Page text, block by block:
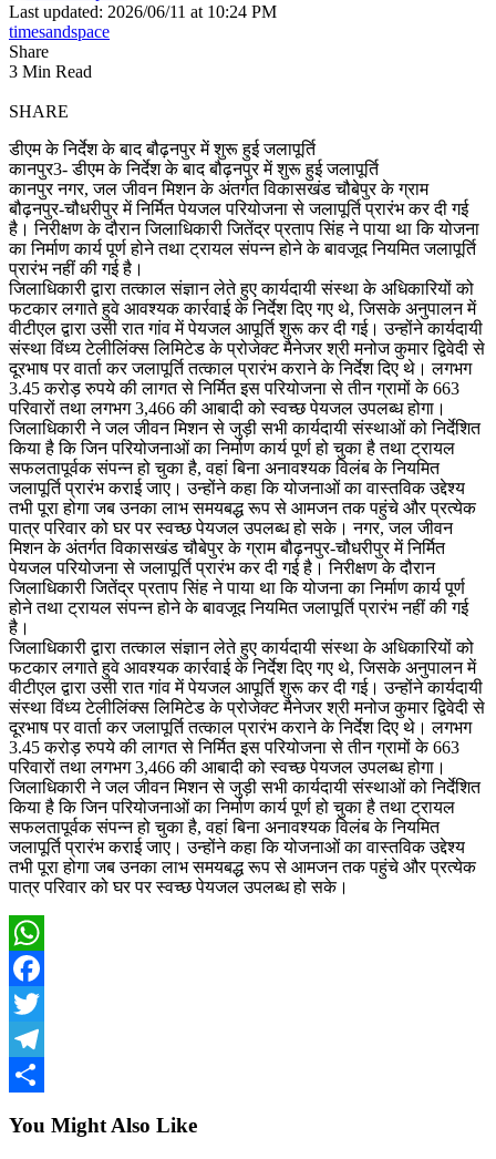
Last updated: 2026/06/11 at 10:24 PM
timesandspace
Share
3 Min Read
SHARE
डीएम के निर्देश के बाद बौढ़नपुर में शुरू हुई जलापूर्ति
कानपुर3- डीएम के निर्देश के बाद बौढ़नपुर में शुरू हुई जलापूर्ति
कानपुर नगर, जल जीवन मिशन के अंतर्गत विकासखंड चौबेपुर के ग्राम
बौढ़नपुर-चौधरीपुर में निर्मित पेयजल परियोजना से जलापूर्ति प्रारंभ कर दी गई
है। निरीक्षण के दौरान जिलाधिकारी जितेंद्र प्रताप सिंह ने पाया था कि योजना
का निर्माण कार्य पूर्ण होने तथा ट्रायल संपन्न होने के बावजूद नियमित जलापूर्ति
प्रारंभ नहीं की गई है।
जिलाधिकारी द्वारा तत्काल संज्ञान लेते हुए कार्यदायी संस्था के अधिकारियों को
फटकार लगाते हुवे आवश्यक कार्रवाई के निर्देश दिए गए थे, जिसके अनुपालन में
वीटीएल द्वारा उसी रात गांव में पेयजल आपूर्ति शुरू कर दी गई। उन्होंने कार्यदायी
संस्था विंध्य टेलीलिंक्स लिमिटेड के प्रोजेक्ट मैनेजर श्री मनोज कुमार द्विवेदी से
दूरभाष पर वार्ता कर जलापूर्ति तत्काल प्रारंभ कराने के निर्देश दिए थे। लगभग
3.45 करोड़ रुपये की लागत से निर्मित इस परियोजना से तीन ग्रामों के 663
परिवारों तथा लगभग 3,466 की आबादी को स्वच्छ पेयजल उपलब्ध होगा।
जिलाधिकारी ने जल जीवन मिशन से जुड़ी सभी कार्यदायी संस्थाओं को निर्देशित
किया है कि जिन परियोजनाओं का निर्माण कार्य पूर्ण हो चुका है तथा ट्रायल
सफलतापूर्वक संपन्न हो चुका है, वहां बिना अनावश्यक विलंब के नियमित
जलापूर्ति प्रारंभ कराई जाए। उन्होंने कहा कि योजनाओं का वास्तविक उद्देश्य
तभी पूरा होगा जब उनका लाभ समयबद्ध रूप से आमजन तक पहुंचे और प्रत्येक
पात्र परिवार को घर पर स्वच्छ पेयजल उपलब्ध हो सके। नगर, जल जीवन
मिशन के अंतर्गत विकासखंड चौबेपुर के ग्राम बौढ़नपुर-चौधरीपुर में निर्मित
पेयजल परियोजना से जलापूर्ति प्रारंभ कर दी गई है। निरीक्षण के दौरान
जिलाधिकारी जितेंद्र प्रताप सिंह ने पाया था कि योजना का निर्माण कार्य पूर्ण
होने तथा ट्रायल संपन्न होने के बावजूद नियमित जलापूर्ति प्रारंभ नहीं की गई
है।
जिलाधिकारी द्वारा तत्काल संज्ञान लेते हुए कार्यदायी संस्था के अधिकारियों को
फटकार लगाते हुवे आवश्यक कार्रवाई के निर्देश दिए गए थे, जिसके अनुपालन में
वीटीएल द्वारा उसी रात गांव में पेयजल आपूर्ति शुरू कर दी गई। उन्होंने कार्यदायी
संस्था विंध्य टेलीलिंक्स लिमिटेड के प्रोजेक्ट मैनेजर श्री मनोज कुमार द्विवेदी से
दूरभाष पर वार्ता कर जलापूर्ति तत्काल प्रारंभ कराने के निर्देश दिए थे। लगभग
3.45 करोड़ रुपये की लागत से निर्मित इस परियोजना से तीन ग्रामों के 663
परिवारों तथा लगभग 3,466 की आबादी को स्वच्छ पेयजल उपलब्ध होगा।
जिलाधिकारी ने जल जीवन मिशन से जुड़ी सभी कार्यदायी संस्थाओं को निर्देशित
किया है कि जिन परियोजनाओं का निर्माण कार्य पूर्ण हो चुका है तथा ट्रायल
सफलतापूर्वक संपन्न हो चुका है, वहां बिना अनावश्यक विलंब के नियमित
जलापूर्ति प्रारंभ कराई जाए। उन्होंने कहा कि योजनाओं का वास्तविक उद्देश्य
तभी पूरा होगा जब उनका लाभ समयबद्ध रूप से आमजन तक पहुंचे और प्रत्येक
पात्र परिवार को घर पर स्वच्छ पेयजल उपलब्ध हो सके।
WhatsApp
Facebook
Twitter
Telegram
You Might Also Like